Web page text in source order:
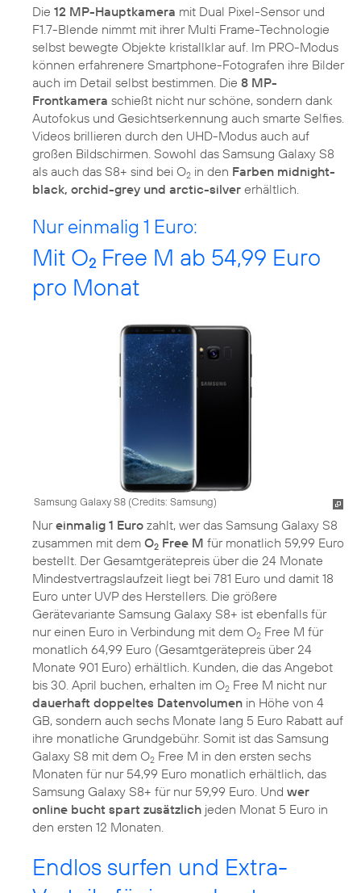
Die 12 MP-Hauptkamera mit Dual Pixel-Sensor und
F1.7-Blende nimmt mit ihrer Multi Frame-Technologie
selbst bewegte Objekte kristallklar auf. Im PRO-Modus
können erfahrenere Smartphone-Fotografen ihre Bilder
auch im Detail selbst bestimmen. Die 8 MP-
Frontkamera schießt nicht nur schöne, sondern dank
Autofokus und Gesichtserkennung auch smarte Selfies.
Videos brillieren durch den UHD-Modus auch auf
großen Bildschirmen. Sowohl das Samsung Galaxy S8
als auch das S8+ sind bei O2 in den Farben midnight-
black, orchid-grey und arctic-silver erhältlich.
Nur einmalig 1 Euro:
Mit O2 Free M ab 54,99 Euro
pro Monat
Samsung Galaxy S8 (Credits: Samsung)
Nureinmalig 1 Euro zahlt, wer das Samsung Galaxy S8
zusammen mit dem O2 Free M für monatlich 59,99 Euro
bestellt. Der Gesamtgerätepreis über die 24 Monate
Mindestvertragslaufzeit liegt bei 781 Euro und damit 18
Euro unter UVP des Herstellers. Die größere
Gerätevariante Samsung Galaxy S8+ ist ebenfalls für
nur einen Euro in Verbindung mit dem O2 Free M für
monatlich 64,99 Euro (Gesamtgerätepreis über 24
Monate 901 Euro) erhältlich. Kunden, die das Angebot
bis 30. April buchen, erhalten im O2 Free M nicht nur
dauerhaft doppeltes Datenvolumen in Höhe von 4
GB, sondern auch sechs Monate lang 5 Euro Rabatt auf
ihre monatliche Grundgebühr. Somit ist das Samsung
Galaxy S8 mit dem O2 Free M in den ersten sechs
Monaten für nur 54,99 Euro monatlich erhältlich, das
Samsung Galaxy S8+ für nur 59,99 Euro. Und wer
online bucht spart zusätzlich jeden Monat 5 Euro in
den ersten 12 Monaten.
Endlos surfen und Extra-